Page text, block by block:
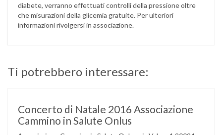
diabete, verranno effettuati controlli della pressione oltre
che misurazioni della glicemia gratuite. Per ulteriori
informazioni rivolgersi in associazione.
Ti potrebbero interessare:
Concerto di Natale 2016 Associazione
Cammino in Salute Onlus